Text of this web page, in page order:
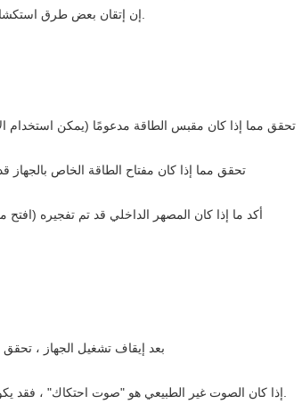
تحقق مما إذا كان مقبس الطاقة مدعومًا (يمكن استخدام
تحقق مما إذا كان مفتاح الطاقة الخاص
أكد ما إذا كان المصهر الداخلي قد تم تفجيره
بعد إيقاف تشغيل الجهاز ، تحقق